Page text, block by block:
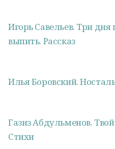
Игорь Савельев. Три
выпить. Рассказ
Илья Боровский.
Газиз Абдульменов.
Стихи